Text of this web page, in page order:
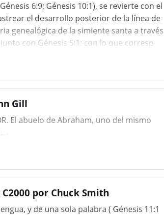
6:9; Génesis 10:1), se revierte con el
el desarrollo posterior de la línea de
genealógica de la simiente santa a través
con Génesis 5:1; con lo que corresp
Gill
El abuelo de Abraham, uno del mismo
por Chuck Smith
y de una sola palabra ( Génesis 11:1